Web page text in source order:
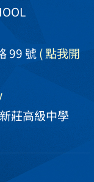
99 號( 點我開
莊高級中學